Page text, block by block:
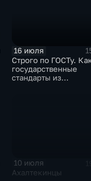
16 июля
Строго по ГОСТу.
государственные
стандарты из
10 июля
Ахалтекинцы